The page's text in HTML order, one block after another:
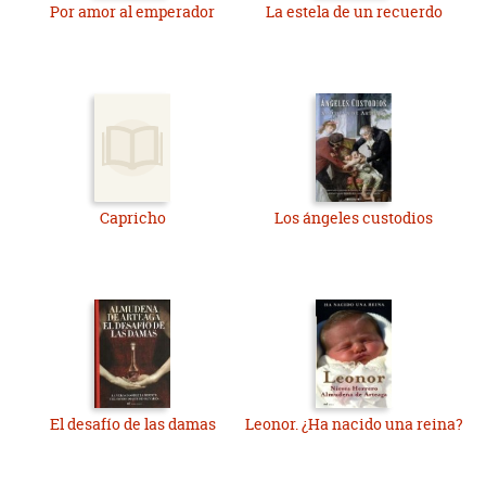
Por amor al emperador La estela de un recuerdo
Capricho Los ángeles custodios
El desafío de las damas Leonor. ¿Ha nacido una reina?